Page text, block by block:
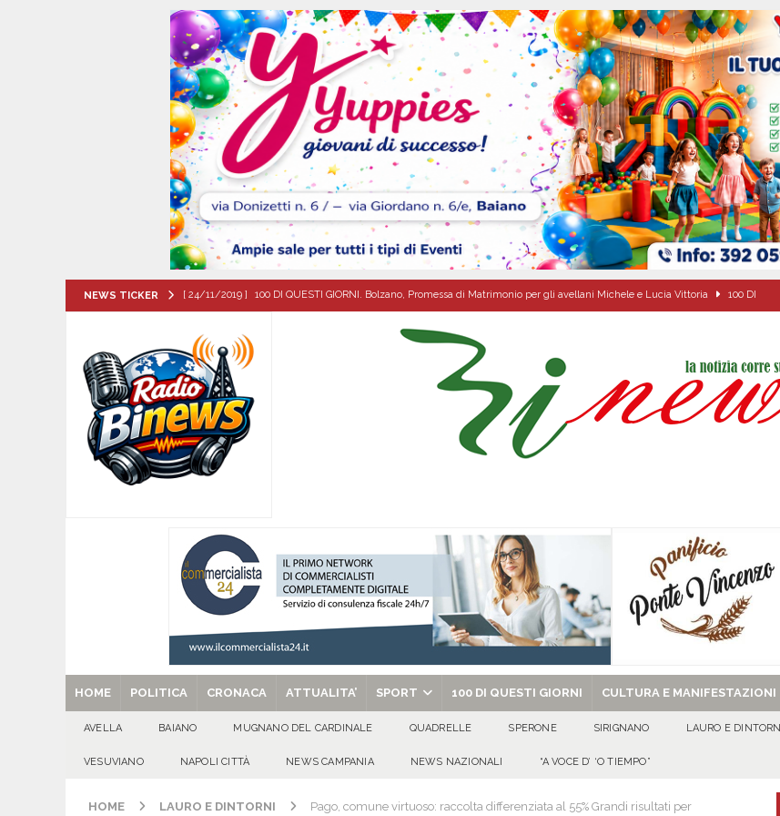
NEWS TICKER [ 24/11/2019 ] 100 DI QUESTI GIORNI. Bolzano, Promessa di Matrimonio per gli avellani Michele e Lucia Vittoria 100 DI
[ 08/08/2026 ] San Gregorio Matese incorona due Napoletane: Elena d’Amico Miss Cinema Campania e Valeria Nettuno Miss
Matese EVIDENZA
[ 08/08/2026 ] POLLENA TROCCHIA (NA). Buoni libro e cedole librarie, al via le domande Scuole ancora protagoniste, anche
sul fronte dell’edilizia scolastica
[ 08/08/2026 ]
patronali CULTURA E MANIFESTAZIONI
[ 08/08/2026 ] Quadrelle in Festa: Tutto pronto per i solenni festeggiamenti in onore di San Giovanni Battista 2026!
EVIDENZA
[ 29/08/2025 ] SANT’Oggi. Venerdì 29 agosto la chiesa celebra il Martirio di san Giovanni Battista e santa Sabina EVIDENZA
HOME POLITICA CRONACA ATTUALITA’ SPORT 100 DI QUESTI GIORNI CULTURA E MANIFESTAZIONI
AVELLA BAIANO MUGNANO DEL CARDINALE QUADRELLE SPERONE SIRIGNANO LAURO E DINTORNI
VESUVIANO NAPOLI CITTÀ NEWS CAMPANIA NEWS NAZIONALI “A VOCE D’ ‘O TIEMPO”
HOME LAURO E DINTORNI Pago, comune virtuoso: raccolta differenziata al 55% Grandi risultati per